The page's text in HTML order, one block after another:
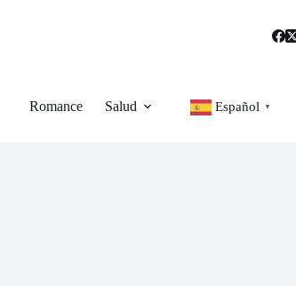
Romance Salud Español ▼